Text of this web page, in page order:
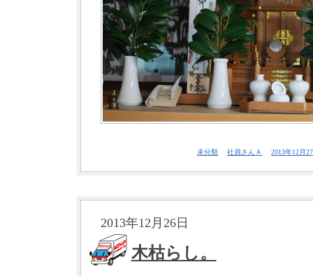
未分類 社員さんＡ 2013年12月
2013年12月26日
木枯らし。